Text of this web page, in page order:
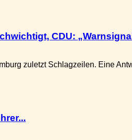
CDU:
zuletzt Schlagzeilen. Eine